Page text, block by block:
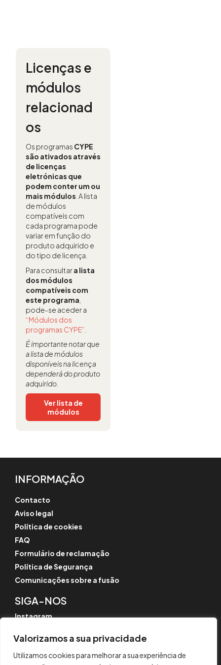
Valorizamos a sua privacidade
Utilizamos cookies para melhorar a sua experiência de
Licenças e
módulos
relacionad
os
Os programas CYPE
são ativados através
de licenças
eletrónicas que
podem conter um ou
mais módulos . A lista
de módulos
compatíveis com
cada programa pode
variar em função do
produto adquirido e
do tipo de licença.
Para consultara lista
dos módulos
compatíveis com
este programa
pode-se aceder a
“Módulos dos
programas CYPE”
É importante notar que
a lista de módulos
disponíveis na licença
dependerá do produto
adquirido.
Ver lista de
módulos
INFORMAÇÃO
Contacto
Aviso legal
Política de cookies
FAQ
Formulário de reclamação
Política de Segurança
Comunicações sobre a fusão
SIGA-NOS
Instagram
YouTube